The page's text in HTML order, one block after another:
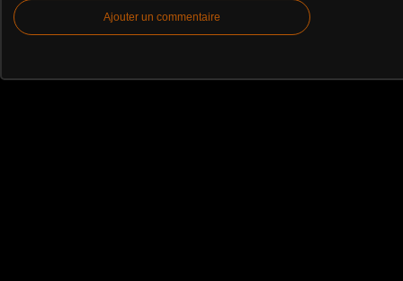
Ajouter un commentaire